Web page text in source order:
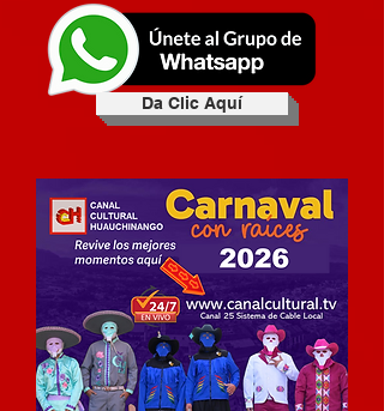
Da Clic Aquí